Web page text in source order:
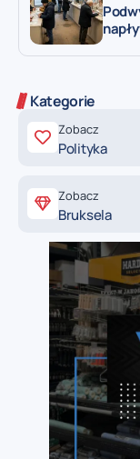
Kategorie
Zobacz
Polityka
Zobacz
Bruksela